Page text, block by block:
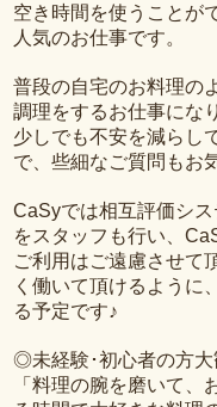
空き時間を使うことが
人気のお仕事です。
普段の自宅のお料理の
調理をするお仕事にな
少しでも不安を減らし
で、些細なご質問もお
CaSyでは相互評価シ
をスタッフも行い、
ご利用はご遠慮させて
く働いて頂けるように
る予定です♪
◎未経験･初心者の方
「料理の腕を磨いて